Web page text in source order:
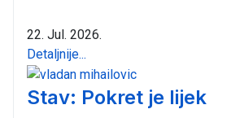
22. Jul. 2026.
Detaljnije...
Stav: Pokret je lijek